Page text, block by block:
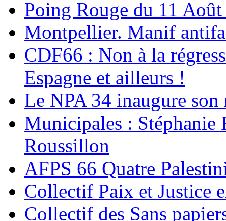
Poing Rouge du 11
Montpellier. Manif
CDF66 : Non à la
Espagne et ailleurs !
Le NPA 34 inaugure
Municipales : Stéphanie
Roussillon
AFPS 66 Quatre
Collectif Paix et Justice
Collectif des Sans